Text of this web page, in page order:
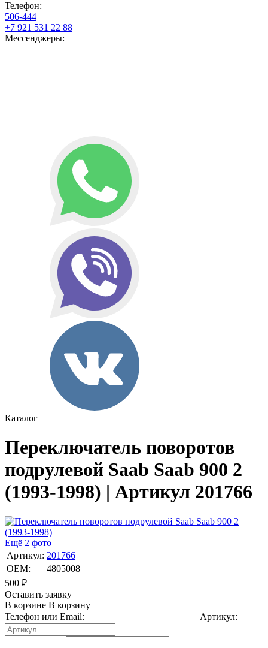
Телефон:
506-444
+7 921 531 22 88
Мессенджеры:
Каталог
Переключатель поворотов
подрулевой Saab Saab 900 2
(1993-1998) | Артикул 201766
Ещё 2 фото
Артикул: 201766
OEM:
4805008
500 ₽
Оставить заявку
В корзине В корзину
Телефон или Email:
Артикул: